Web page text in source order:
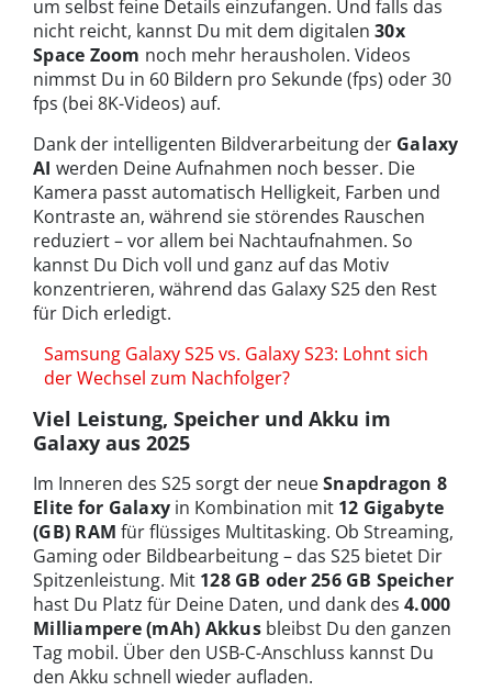
um selbst feine Details einzufangen. Und falls das
nicht reicht, kannst Du mit dem digitalen 30x
Space Zoom noch mehr herausholen. Videos
nimmst Du in 60 Bildern pro Sekunde (fps) oder 30
fps (bei 8K-Videos) auf.
Dank der intelligenten Bildverarbeitung der Galaxy
AI werden Deine Aufnahmen noch besser. Die
Kamera passt automatisch Helligkeit, Farben und
Kontraste an, während sie störendes Rauschen
reduziert – vor allem bei Nachtaufnahmen. So
kannst Du Dich voll und ganz auf das Motiv
konzentrieren, während das Galaxy S25 den Rest
für Dich erledigt.
Samsung Galaxy S25 vs. Galaxy S23: Lohnt sich
der Wechsel zum Nachfolger?
Viel Leistung, Speicher und Akku im
Galaxy aus 2025
Im Inneren des S25 sorgt der neueSnapdragon 8
Elite for Galaxy in Kombination mit 12 Gigabyte
(GB) RAM für flüssiges Multitasking. Ob Streaming,
Gaming oder Bildbearbeitung – das S25 bietet Dir
Spitzenleistung. Mit 128 GB oder 256 GB Speicher
hast Du Platz für Deine Daten, und dank des 4.000
Milliampere (mAh) Akkusbleibst Du den ganzen
Tag mobil. Über den USB-C-Anschluss kannst Du
den Akku schnell wieder aufladen.